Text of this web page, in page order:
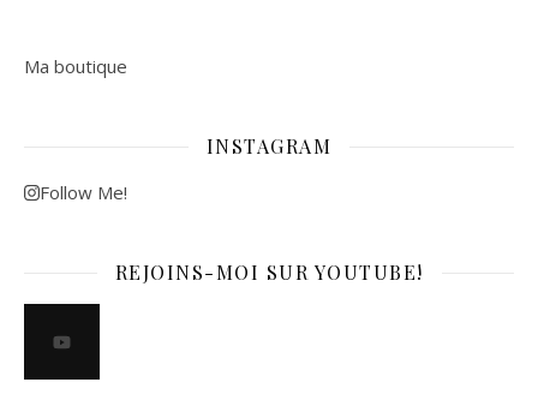
Ma boutique
INSTAGRAM
Follow Me!
REJOINS-MOI SUR YOUTUBE!